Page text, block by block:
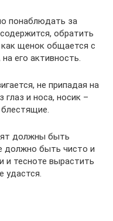
понаблюдать за
обратить
как щенок общается с
его активность.
не припадая на
глаз и носа, носик –
должны быть
должно быть чисто и
и тесноте вырастить
удастся.